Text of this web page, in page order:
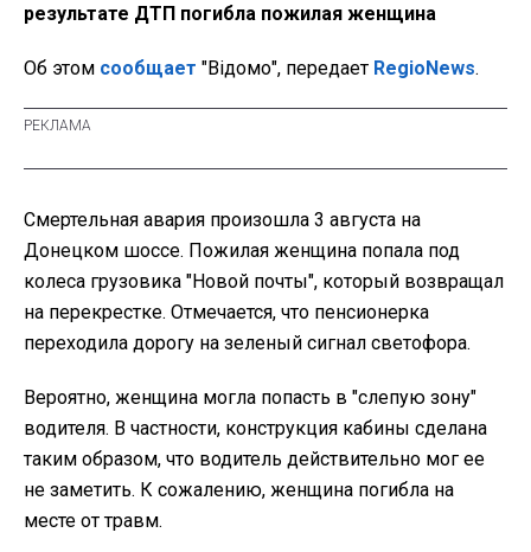
результате ДТП погибла пожилая женщина
Об этом сообщает "Відомо", передает RegioNews.
Смертельная авария произошла 3 августа на
Донецком шоссе. Пожилая женщина попала под
колеса грузовика "Новой почты", который возвращал
на перекрестке. Отмечается, что пенсионерка
переходила дорогу на зеленый сигнал светофора.
Вероятно, женщина могла попасть в "слепую зону"
водителя. В частности, конструкция кабины сделана
таким образом, что водитель действительно мог ее
не заметить. К сожалению, женщина погибла на
месте от травм.